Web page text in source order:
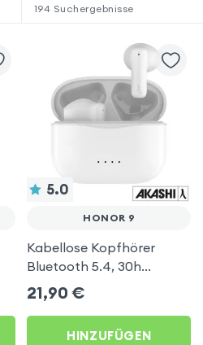
194 Suchergebnisse
5.0
HONOR 9
Kabellose Kopfhörer
Bluetooth 5.4, 30h
Laufzeit, Stereo-Sound,
Akashi - Weiß für Honor 9
21,90 €
HINZUFÜGEN